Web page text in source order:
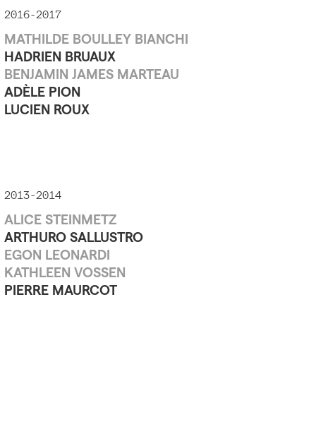
2016-2017
MATHILDE BOULLEY BIANCHI
HADRIEN BRUAUX
BENJAMIN JAMES MARTEAU
ADÈLE PION
LUCIEN ROUX
2013-2014
ALICE STEINMETZ
ARTHURO SALLUSTRO
EGON LEONARDI
KATHLEEN VOSSEN
PIERRE MAURCOT